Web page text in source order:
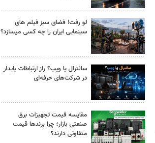
لو رفت! فضای سبز فیلم های
سینمایی ایران را چه کسی میسازد؟
سانترال یا ویپ؟ راز ارتباطات پایدار
در شرکت‌های حرفه‌ای
مقایسه قیمت تجهیزات برق
صنعتی بازار؛ چرا برندها قیمت
متفاوتی دارند؟